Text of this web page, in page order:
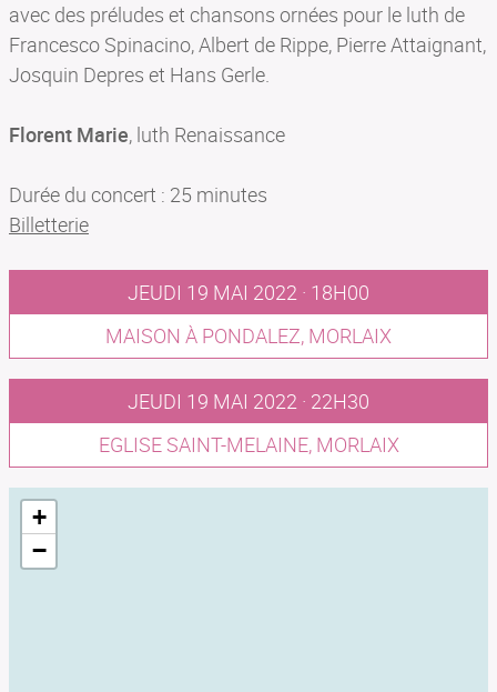
avec des préludes et chansons ornées pour le luth de
Francesco Spinacino, Albert de Rippe, Pierre Attaignant,
Josquin Depres et Hans Gerle.
Florent Marie, luth Renaissance
Durée du concert : 25 minutes
Billetterie
JEUDI 19 MAI 2022 · 18H00
MAISON À PONDALEZ, MORLAIX
JEUDI 19 MAI 2022 · 22H30
EGLISE SAINT-MELAINE, MORLAIX
+
−